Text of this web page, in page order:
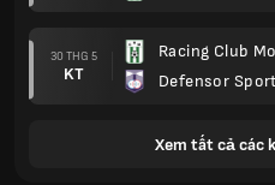
30 THG 5
KT
Racing Club
Defensor
Xem tất cả các